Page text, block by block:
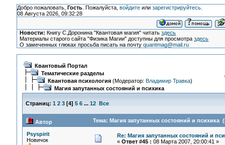
Добро пожаловать, Гость. Пожалуйста, войдитеили зарегистрируйтесь.
08 Августа 2026, 09:32:28
Новости: Книгу С.Доронина "Квантовая магия" читатьздесь
Материалы старого сайта "Физика Магии" доступны для просмотраздесь
О замеченных глюках просьба писать на почтуquantmag@mail.ru
Квантовый Портал
Тематические разделы
Квантовая психология(Модератор: Владимир Травка)
Магия запутанных состояний и психика
Страниц: 1 2 3[4] 5 6 ... 12 Все
Автор Тема: Магия запутанных состояний и психика
Psyspirit
Новичок
Re: Магия запутанных состояний и
« Ответ #45 : 08 Марта 2007, 20:00:41 »